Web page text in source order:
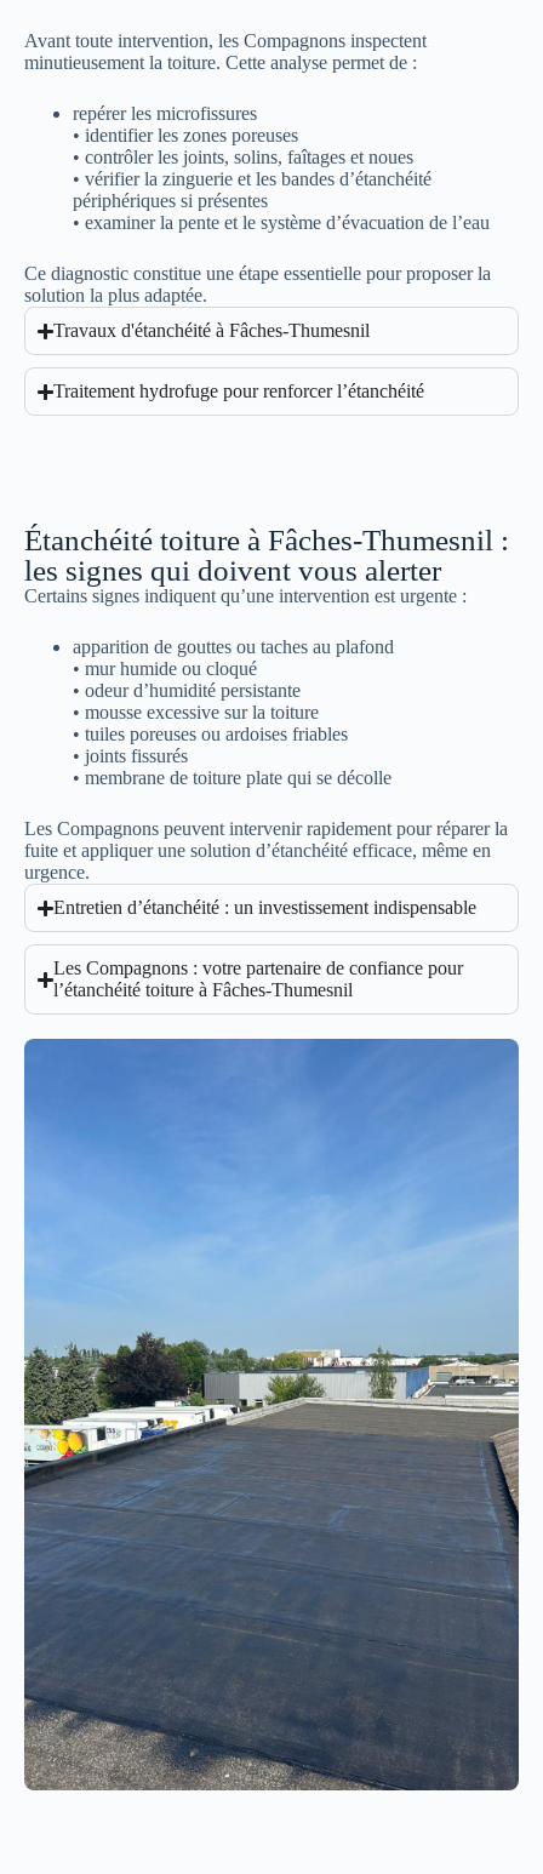
Avant toute intervention, les Compagnons inspectent
minutieusement la toiture. Cette analyse permet de :
repérer les microfissures
• identifier les zones poreuses
• contrôler les joints, solins, faîtages et noues
• vérifier la zinguerie et les bandes d’étanchéité
périphériques si présentes
• examiner la pente et le système d’évacuation de l’eau
Ce diagnostic constitue une étape essentielle pour proposer la
solution la plus adaptée.
Travaux d'étanchéité à Fâches-Thumesnil
Traitement hydrofuge pour renforcer l’étanchéité
Étanchéité toiture à Fâches-Thumesnil :
les signes qui doivent vous alerter
Certains signes indiquent qu’une intervention est urgente :
apparition de gouttes ou taches au plafond
• mur humide ou cloqué
• odeur d’humidité persistante
• mousse excessive sur la toiture
• tuiles poreuses ou ardoises friables
• joints fissurés
• membrane de toiture plate qui se décolle
Les Compagnons peuvent intervenir rapidement pour réparer la
fuite et appliquer une solution d’étanchéité efficace, même en
urgence.
Entretien d’étanchéité : un investissement indispensable
Les Compagnons : votre partenaire de confiance pour
l’étanchéité toiture à Fâches-Thumesnil